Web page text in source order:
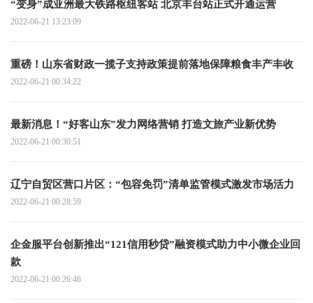
“变身”成亚洲最大铁路枢纽客站 北京丰台站正式开通运营
2022-06-21 13:23:09
重磅！山东省财政一揽子支持政策提前落地保障粮食丰产丰收
2022-06-21 00:34:22
最新消息！“好客山东”发力网络营销 打造文旅产业新优势
2022-06-21 00:30:51
辽宁自贸区营口片区：“包容免罚”清单监管模式激发市场活力
2022-06-21 00:28:59
企金服平台创新推出“121信用秒贷”融资模式助力中小微企业回
款
2022-06-21 00:26:46